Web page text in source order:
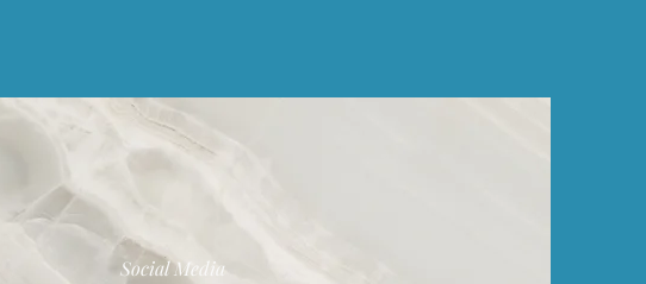
Social Media